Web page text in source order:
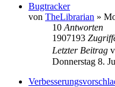
Bugtracker
von TheLibrarian »
10 Antworten
1907193
Letzter Beitrag
Donnerstag 8.